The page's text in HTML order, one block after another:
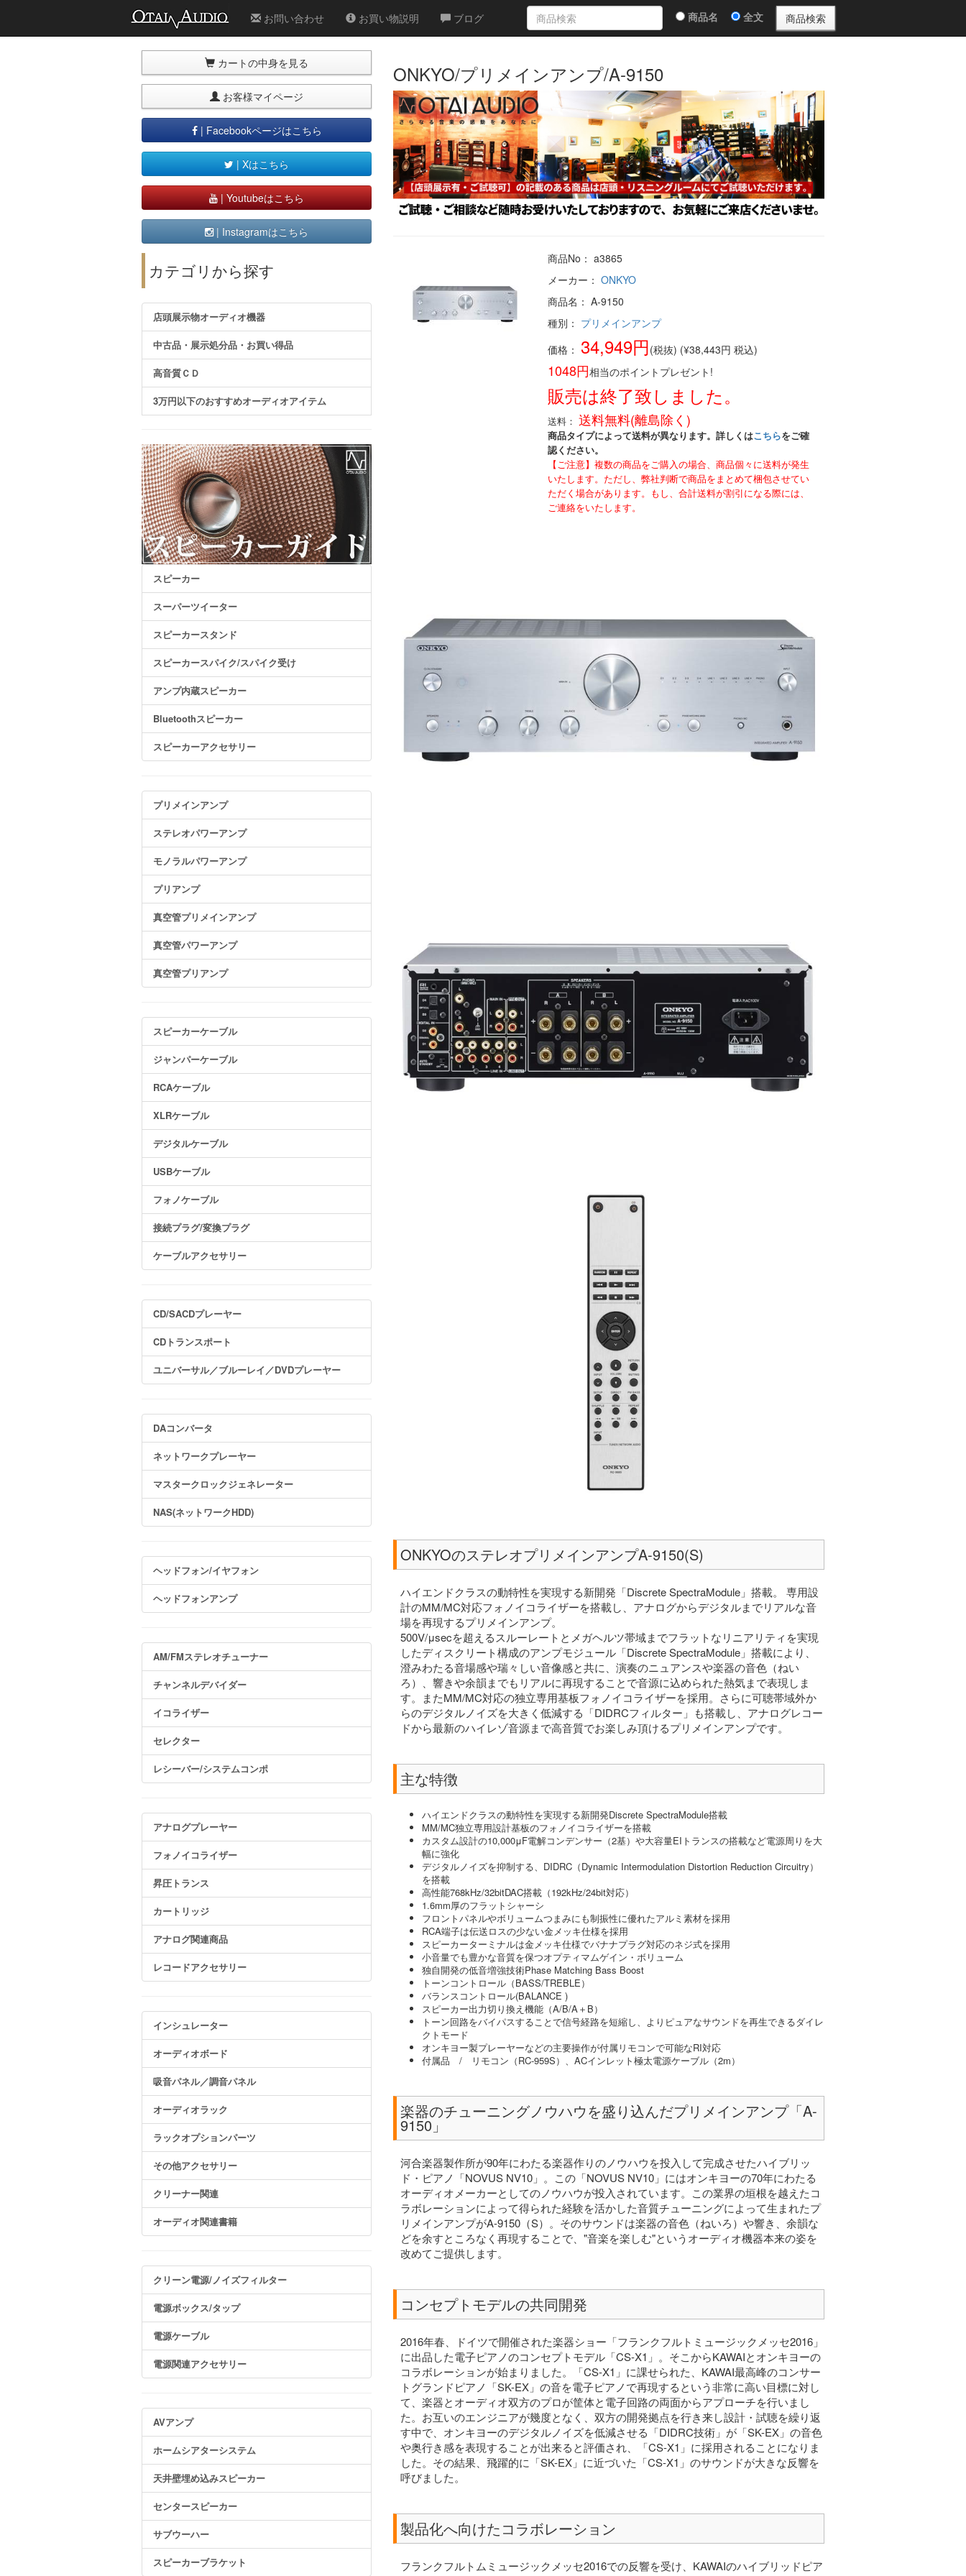
お問い合わせ お買い物説明 ブログ 商品名 全文
ONKYO/プリメインアンプ/A-9150
商品No： a3865
メーカー： ONKYO
商品名： A-9150
種別： プリメインアンプ
価格： 34,949円(税抜) (¥38,443円 税込)
1048円相当のポイントプレゼント!
販売は終了致しました。
送料： 送料無料(離島除く)
商品タイプによって送料が異なります。詳しくはこちらをご確
認ください。
【ご注意】複数の商品をご購入の場合、商品個々に送料が発生
いたします。ただし、弊社判断で商品をまとめて梱包させてい
ただく場合があります。もし、合計送料が割引になる際には、
ご連絡をいたします。
ONKYOのステレオプリメインアンプA-9150(S)
ハイエンドクラスの動特性を実現する新開発「Discrete SpectraModule」搭載。 専用設
計のMM/MC対応フォノイコライザーを搭載し、アナログからデジタルまでリアルな音
場を再現するプリメインアンプ。
500V/μsecを超えるスルーレートとメガヘルツ帯域までフラットなリニアリティを実現
したディスクリート構成のアンプモジュール「Discrete SpectraModule」搭載により、
澄みわたる音場感や瑞々しい音像感と共に、演奏のニュアンスや楽器の音色（ねい
ろ）、響きや余韻までもリアルに再現することで音源に込められた熱気まで表現しま
す。またMM/MC対応の独立専用基板フォノイコライザーを採用。さらに可聴帯域外か
らのデジタルノイズを大きく低減する「DIDRCフィルター」も搭載し、アナログレコー
ドから最新のハイレゾ音源まで高音質でお楽しみ頂けるプリメインアンプです。
主な特徴
ハイエンドクラスの動特性を実現する新開発Discrete SpectraModule搭載
MM/MC独立専用設計基板のフォノイコライザーを搭載
カスタム設計の10,000μF電解コンデンサー（2基）や大容量EIトランスの搭載など電源周りを大
幅に強化
デジタルノイズを抑制する、DIDRC（Dynamic Intermodulation Distortion Reduction Circuitry）
を搭載
高性能768kHz/32bitDAC搭載（192kHz/24bit対応）
1.6mm厚のフラットシャーシ
フロントパネルやボリュームつまみにも制振性に優れたアルミ素材を採用
RCA端子は伝送ロスの少ない金メッキ仕様を採用
スピーカーターミナルは金メッキ仕様でバナナプラグ対応のネジ式を採用
小音量でも豊かな音質を保つオプティマムゲイン・ボリューム
独自開発の低音増強技術Phase Matching Bass Boost
トーンコントロール（BASS/TREBLE）
バランスコントロール(BALANCE )
スピーカー出力切り換え機能（A/B/A＋B）
トーン回路をバイパスすることで信号経路を短縮し、よりピュアなサウンドを再生できるダイレ
クトモード
オンキヨー製プレーヤーなどの主要操作が付属リモコンで可能なRI対応
付属品 / リモコン（RC-959S）、ACインレット極太電源ケーブル（2m）
楽器のチューニングノウハウを盛り込んだプリメインアンプ「A-
9150」
河合楽器製作所が90年にわたる楽器作りのノウハウを投入して完成させたハイブリッ
ド・ピアノ「NOVUS NV10」。この「NOVUS NV10」にはオンキヨーの70年にわたる
オーディオメーカーとしてのノウハウが投入されています。この業界の垣根を越えたコ
ラボレーションによって得られた経験を活かした音質チューニングによって生まれたプ
リメインアンプがA-9150（S）。そのサウンドは楽器の音色（ねいろ）や響き、余韻な
どを余すところなく再現することで、"音楽を楽しむ"というオーディオ機器本来の姿を
改めてご提供します。
コンセプトモデルの共同開発
2016年春、ドイツで開催された楽器ショー「フランクフルトミュージックメッセ2016」
に出品した電子ピアノのコンセプトモデル「CS-X1」。そこからKAWAIとオンキヨーの
コラボレーションが始まりました。「CS-X1」に課せられた、KAWAI最高峰のコンサー
トグランドピアノ「SK-EX」の音を電子ピアノで再現するという非常に高い目標に対し
て、楽器とオーディオ双方のプロが筐体と電子回路の両面からアプローチを行いまし
た。お互いのエンジニアが幾度となく、双方の開発拠点を行き来し設計・試聴を繰り返
す中で、オンキヨーのデジタルノイズを低減させる「DIDRC技術」が「SK-EX」の音色
や奥行き感を表現することが出来ると評価され、「CS-X1」に採用されることになりま
した。その結果、飛躍的に「SK-EX」に近づいた「CS-X1」のサウンドが大きな反響を
呼びました。
製品化へ向けたコラボレーション
フランクフルトムミュージックメッセ2016での反響を受け、KAWAIのハイブリッドピア
カートの中身を見る
お客様マイページ
| Facebookページはこちら
| Xはこちら
| Youtubeはこちら
| Instagramはこちら
カテゴリから探す
店頭展示物オーディオ機器
中古品・展示処分品・お買い得品
高音質ＣＤ
3万円以下のおすすめオーディオアイテム
スピーカー
スーパーツイーター
スピーカースタンド
スピーカースパイク/スパイク受け
アンプ内蔵スピーカー
Bluetoothスピーカー
スピーカーアクセサリー
プリメインアンプ
ステレオパワーアンプ
モノラルパワーアンプ
プリアンプ
真空管プリメインアンプ
真空管パワーアンプ
真空管プリアンプ
スピーカーケーブル
ジャンパーケーブル
RCAケーブル
XLRケーブル
デジタルケーブル
USBケーブル
フォノケーブル
接続プラグ/変換プラグ
ケーブルアクセサリー
CD/SACDプレーヤー
CDトランスポート
ユニバーサル／ブルーレイ／DVDプレーヤー
DAコンバータ
ネットワークプレーヤー
マスタークロックジェネレーター
NAS(ネットワークHDD)
ヘッドフォン/イヤフォン
ヘッドフォンアンプ
AM/FMステレオチューナー
チャンネルデバイダー
イコライザー
セレクター
レシーバー/システムコンポ
アナログプレーヤー
フォノイコライザー
昇圧トランス
カートリッジ
アナログ関連商品
レコードアクセサリー
インシュレーター
オーディオボード
吸音パネル／調音パネル
オーディオラック
ラックオプションパーツ
その他アクセサリー
クリーナー関連
オーディオ関連書籍
クリーン電源/ノイズフィルター
電源ボックス/タップ
電源ケーブル
電源関連アクセサリー
AVアンプ
ホームシアターシステム
天井壁埋め込みスピーカー
センタースピーカー
サブウーハー
スピーカーブラケット